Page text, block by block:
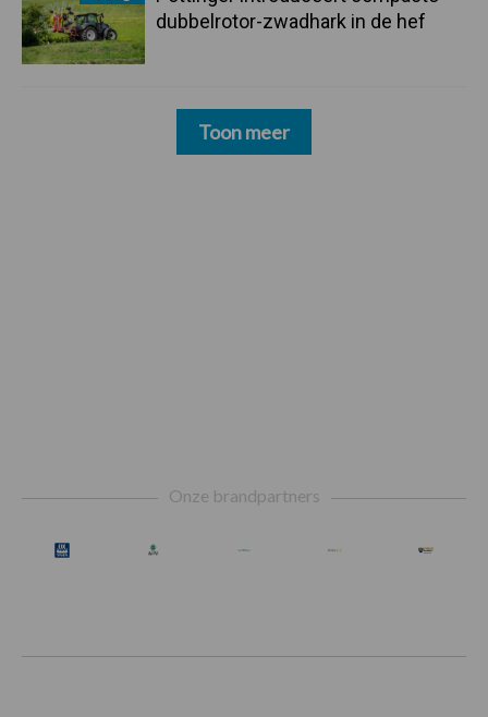
dubbelrotor-zwadhark in de hef
Toon meer
Onze brandpartners